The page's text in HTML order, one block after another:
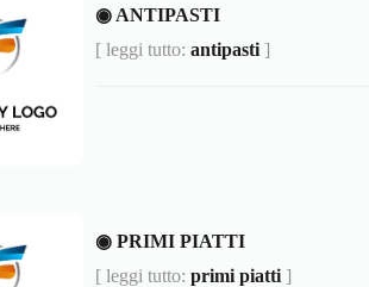
◉ ANTIPASTI
[ leggi tutto: antipasti ]
◉ PRIMI PIATTI
[ leggi tutto: primi piatti ]